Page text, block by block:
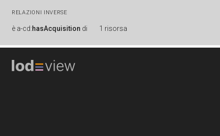
RELAZIONI INVERSE
è a-cd:hasAcquisition di 1 risorsa